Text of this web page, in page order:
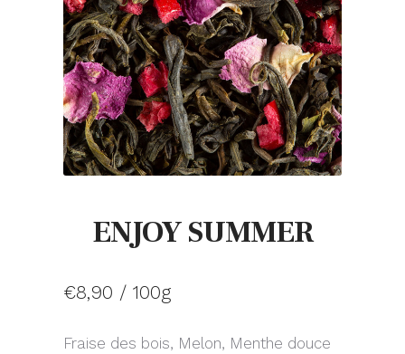
ENJOY SUMMER
€8,90 / 100g
Fraise des bois, Melon, Menthe douce